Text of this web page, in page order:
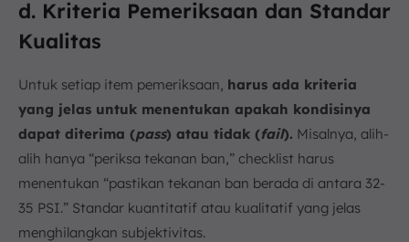
d. Kriteria Pemeriksaan dan Standar
Kualitas
Untuk setiap item pemeriksaan, harus ada kriteria
yang jelas untuk menentukan apakah kondisinya
dapat diterima (pass) atau tidak (fail). Misalnya, alih-
alih hanya “periksa tekanan ban,” checklist harus
menentukan “pastikan tekanan ban berada di antara 32-
35 PSI.” Standar kuantitatif atau kualitatif yang jelas
menghilangkan subjektivitas.